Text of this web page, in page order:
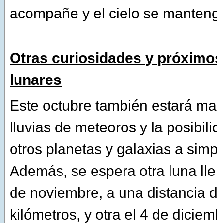
acompañe y el cielo se
Otras curiosidades y
lunares
Este octubre también estará
lluvias de meteoros y la
otros planetas y galaxias a
Además, se espera otra luna
de noviembre, a una distancia
kilómetros, y otra el 4 de